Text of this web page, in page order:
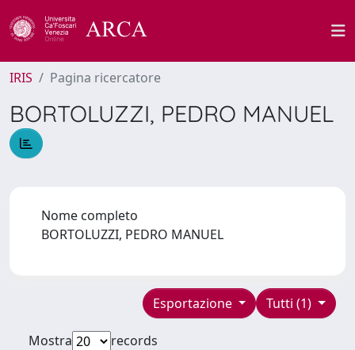
IRIS Pagina ricercatore
BORTOLUZZI, PEDRO MANUEL
Nome completo
BORTOLUZZI, PEDRO MANUEL
Tutti (1)
Esportazione
Mostra
records